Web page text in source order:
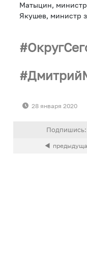
Матыцин,
Якушев, министр
28 января 2020